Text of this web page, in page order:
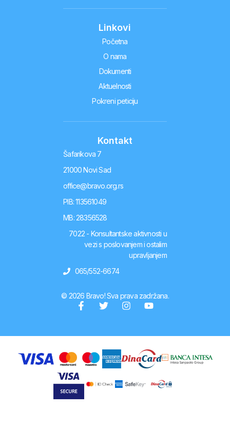
Linkovi
Početna
O nama
Dokumenti
Aktuelnosti
Pokreni peticiju
Kontakt
Šafarikova 7
21000 Novi Sad
office@bravo.org.rs
PIB: 113561049
MB: 28356528
7022 - Konsultantske aktivnosti u
vezi s poslovanjem i ostalim
upravljanjem
065/552-6674
© 2026 Bravo! Sva prava zadržana.